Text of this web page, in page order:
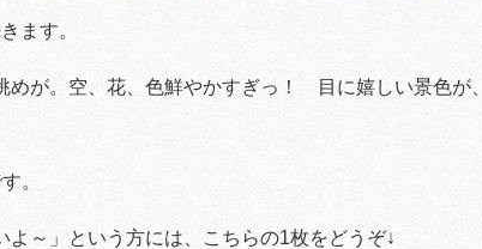
ます。
めが。空、花、色鮮やかすぎっ！ 目に嬉しい景色が、
。
よ～」という方には、こちらの1枚をどうぞ↓